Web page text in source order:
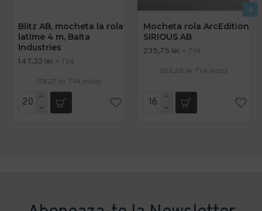
Blitz AB, mocheta la rola
latime 4 m, Balta
Industries
147,33 lei + TVA
178,27 lei TVA inclus
Mocheta rola ArcEdition
SIRIOUS AB
235,75 lei + TVA
285,26 lei TVA inclus